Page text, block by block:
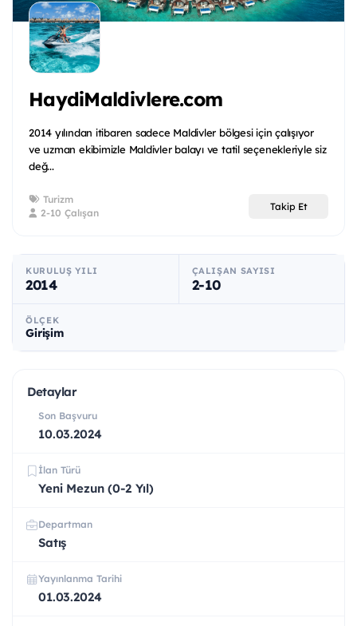
HaydiMaldivlere.com
2014 yılından itibaren sadece Maldivler bölgesi için çalışıyor
ve uzman ekibimizle Maldivler balayı ve tatil seçenekleriyle siz
değ...
Turizm
2-10 Çalışan
Takip Et
KURULUŞ YILI
2014
ÇALIŞAN SAYISI
2-10
ÖLÇEK
Girişim
Detaylar
Son Başvuru
10.03.2024
İlan Türü
Yeni Mezun (0-2 Yıl)
Departman
Satış
Yayınlanma Tarihi
01.03.2024